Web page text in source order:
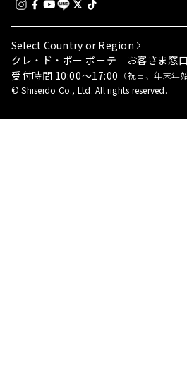
Select Country or Region
クレ・ド・ポー ボーテ お客さま窓
受付時間 10:00～17:00 （祝日、年末年
© Shiseido Co., Ltd. All rights reserved.